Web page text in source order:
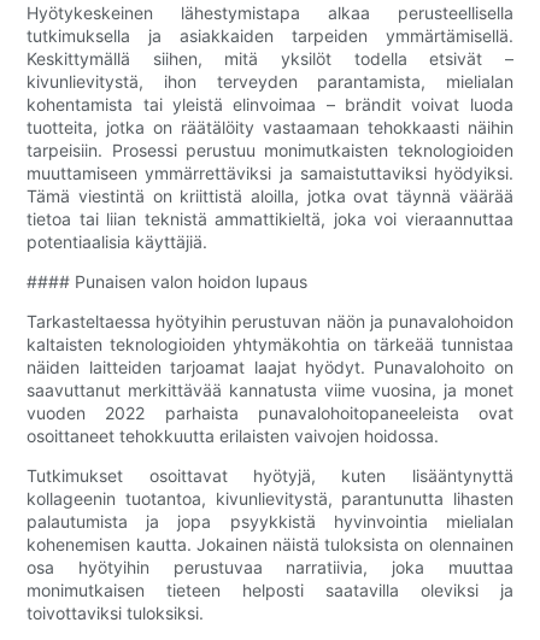
Hyötykeskeinen lähestymistapa alkaa perusteellisella
tutkimuksella ja asiakkaiden tarpeiden ymmärtämisellä.
Keskittymällä siihen, mitä yksilöt todella etsivät –
kivunlievitystä, ihon terveyden parantamista, mielialan
kohentamista tai yleistä elinvoimaa – brändit voivat luoda
tuotteita, jotka on räätälöity vastaamaan tehokkaasti näihin
tarpeisiin. Prosessi perustuu monimutkaisten teknologioiden
muuttamiseen ymmärrettäviksi ja samaistuttaviksi hyödyiksi.
Tämä viestintä on kriittistä aloilla, jotka ovat täynnä väärää
tietoa tai liian teknistä ammattikieltä, joka voi vieraannuttaa
potentiaalisia käyttäjiä.
#### Punaisen valon hoidon lupaus
Tarkasteltaessa hyötyihin perustuvan näön ja punavalohoidon
kaltaisten teknologioiden yhtymäkohtia on tärkeää tunnistaa
näiden laitteiden tarjoamat laajat hyödyt. Punavalohoito on
saavuttanut merkittävää kannatusta viime vuosina, ja monet
vuoden 2022 parhaista punavalohoitopaneeleista ovat
osoittaneet tehokkuutta erilaisten vaivojen hoidossa.
Tutkimukset osoittavat hyötyjä, kuten lisääntynyttä
kollageenin tuotantoa, kivunlievitystä, parantunutta lihasten
palautumista ja jopa psyykkistä hyvinvointia mielialan
kohenemisen kautta. Jokainen näistä tuloksista on olennainen
osa hyötyihin perustuvaa narratiivia, joka muuttaa
monimutkaisen tieteen helposti saatavilla oleviksi ja
toivottaviksi tuloksiksi.